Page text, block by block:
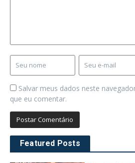
Salvar meus dados neste
que eu comentar.
Featured Posts